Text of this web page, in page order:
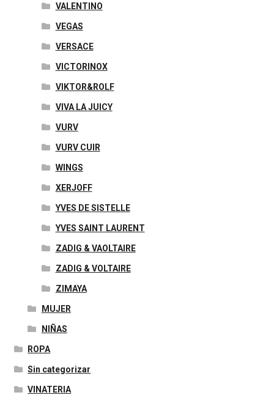
VALENTINO
VEGAS
VERSACE
VICTORINOX
VIKTOR&ROLF
VIVA LA JUICY
VURV
VURV CUIR
WINGS
XERJOFF
YVES DE SISTELLE
YVES SAINT LAURENT
ZADIG & VAOLTAIRE
ZADIG & VOLTAIRE
ZIMAYA
MUJER
NIÑAS
ROPA
Sin categorizar
VINATERIA